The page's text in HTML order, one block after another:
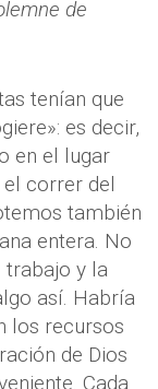
de
tenían que
es decir,
en el lugar
el correr del
también
entera. No
trabajo y la
así. Habría
los recursos
de Dios
Cada